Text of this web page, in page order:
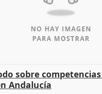
sobre
Andalucía